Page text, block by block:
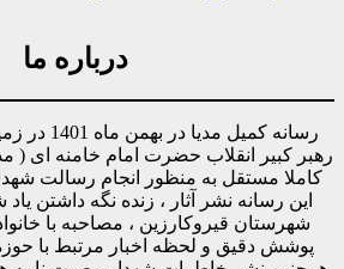
درباره ما
رسانه کمیل
رهبر کبیر انقلاب حضرت امام خامنه ای (
کاملا مستقل به منظور انجام رسالت
این رسانه نشر آثار ، زنده نگه داشتن
شهرستان قیروکارزین ، مصاحبه با
پوشش دقیق و لحظه اخبار مرتبط با